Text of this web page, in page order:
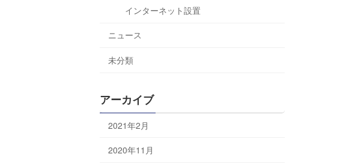
インターネット設置
ニュース
未分類
アーカイブ
2021年2月
2020年11月